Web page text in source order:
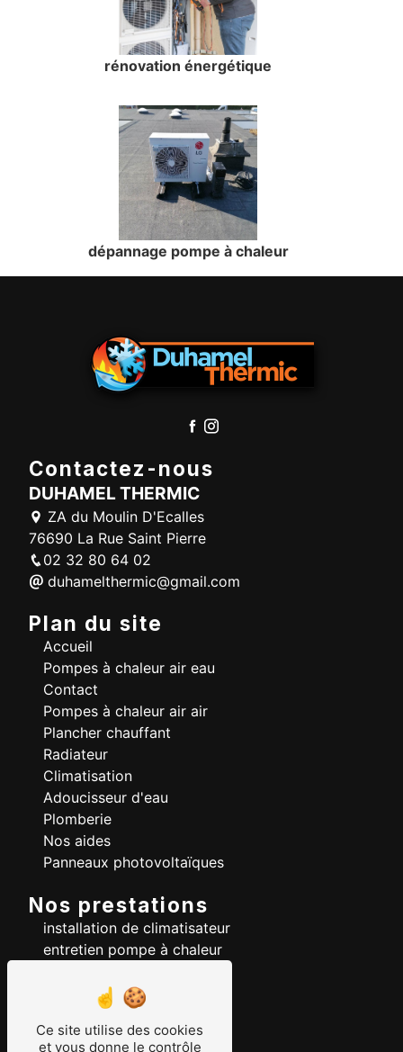
rénovation énergétique
dépannage pompe à chaleur
Contactez-nous
DUHAMEL THERMIC
ZA du Moulin D'Ecalles
76690 La Rue Saint Pierre
02 32 80 64 02
duhamelthermic@gmail.com
Plan du site
Accueil
Pompes à chaleur air eau
Contact
Pompes à chaleur air air
Plancher chauffant
Radiateur
Climatisation
Adoucisseur d'eau
Plomberie
Nos aides
Panneaux photovoltaïques
Nos prestations
installation de climatisateur
entretien pompe à chaleur
installation de climatisation
plancher chauffant
chauffage
Ce site utilise des cookies
et vous donne le contrôle